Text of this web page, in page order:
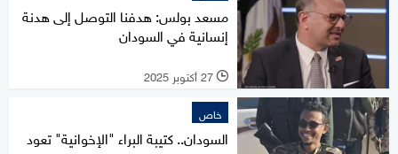
مسعد بولس: هدفنا التوصل إلى هدنة
إنسانية في السودان
l 27 أكتوبر 2025
خاص
السودان.. كتيبة البراء "الإخوانية" تعود